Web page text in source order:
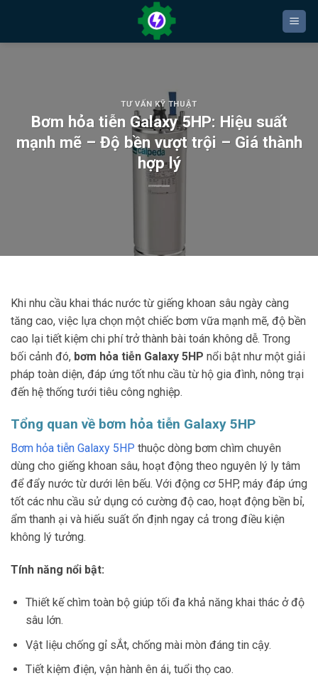
nội
TƯ VẤN KỸ THUẬT
Bơm hỏa tiễn Galaxy 5HP: Hiệu suất
mạnh mẽ – Độ bền vượt trội – Giá thành
hợp lý
Khi nhu cầu khai thác nước từ giếng khoan sâu ngày càng
tăng cao, việc lựa chọn một chiếc bơm vữa mạnh mẽ, độ bền
cao lại tiết kiệm chi phí trở thành bài toán không dễ. Trong
bối cảnh đó, bơm hỏa tiễn Galaxy 5HP nổi bật như một giải
pháp toàn diện, đáp ứng tốt nhu cầu từ hộ gia đình, nông trại
đến hệ thống tưới tiêu công nghiệp.
Tổng quan về bơm hỏa tiễn Galaxy 5HP
Bơm hỏa tiễn Galaxy 5HP thuộc dòng bơm chìm chuyên
dùng cho giếng khoan sâu, hoạt động theo nguyên lý ly tâm
để đẩy nước từ dưới lên bếu. Với động cơ 5HP, máy đáp ứng
tốt các nhu cầu sử dụng có cường độ cao, hoạt động bền bỉ,
ẩm thanh ại và hiếu suất ổn định ngay cả trong điều kiện
không lý tưởng.
Tính năng nổi bật:
Thiết kế chìm toàn bộ giúp tối đa khả năng khai thác ở độ
sâu lớn.
Vật liệu chống gỉ sẮt, chống mài mòn đáng tin cậy.
Tiết kiệm điện, vận hành ên ái, tuổi thọ cao.